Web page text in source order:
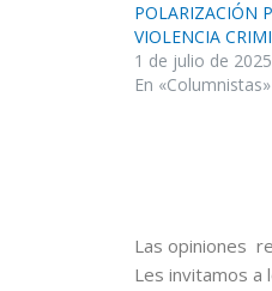
POLARIZACIÓN
VIOLENCIA
1 de julio de 2025
En «Columnistas»
Las opiniones
Les invitamos